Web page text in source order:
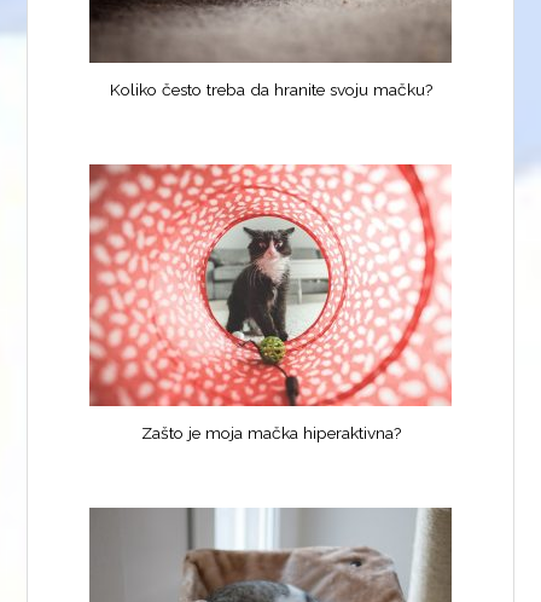
Koliko često treba da hranite svoju mačku?
Zašto je moja mačka hiperaktivna?